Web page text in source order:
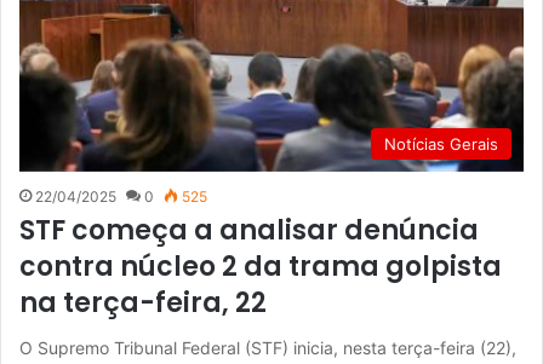
Notícias Gerais
22/04/2025 0 525
STF começa a analisar denúncia
contra núcleo 2 da trama golpista
na terça-feira, 22
O Supremo Tribunal Federal (STF) inicia, nesta terça-feira (22),